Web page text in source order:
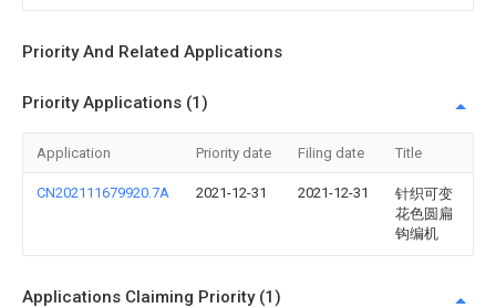
Priority And Related Applications
Priority Applications (1)
Application Priority date Filing date Title
CN202111679920.7A 2021-12-31 2021-12-31
针织可变
花色圆扁
钩编机
Applications Claiming Priority (1)